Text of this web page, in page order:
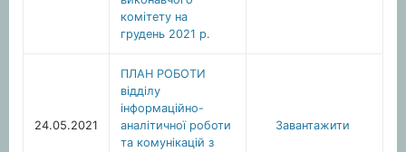
комітету на
грудень 2021 р.
24.05.2021
ПЛАН РОБОТИ
відділу
інформаційно-
аналітичної роботи
та комунікацій з
Завантажити